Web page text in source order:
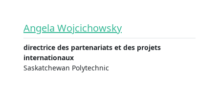
Angela Wojcichowsky
directrice des partenariats et des projets
internationaux
Saskatchewan Polytechnic